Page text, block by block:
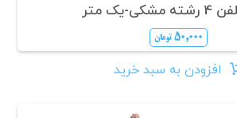
یک متر
۵۰,۰۰۰ تومان
افزودن به سبد خرید